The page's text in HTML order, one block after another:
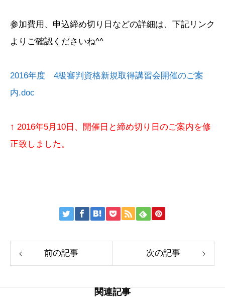
参加費用、申込締め切り日などの詳細は、下記リンク
よりご確認くださいね^^
2016年度 4級審判資格新規取得講習会開催のご案
内.doc
↑ 2016年5月10日、開催日と締め切り日のご案内を修
正致しました。
前の記事 次の記事
関連記事